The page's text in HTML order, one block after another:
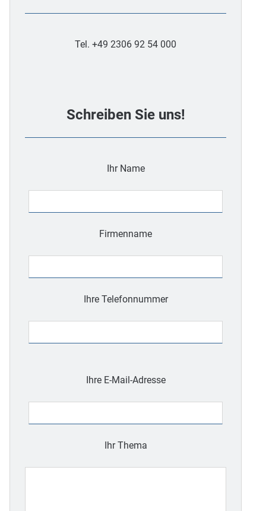
Tel. +49 2306 92 54 000
Schreiben Sie uns!
Ihr Name
Firmenname
Ihre Telefonnummer
leer.
Ihre E-Mail-Adresse
Ihr Thema